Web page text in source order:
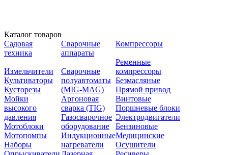
Каталог товаров
Садовая
техника
Измельчители
Культиваторы
Кусторезы
Мойки
высокого
давления
Мотоблоки
Мотопомпы
Наборы
Сварочные
аппараты
Сварочные
полуавтоматы
(MIG-MAG)
Аргоновая
сварка (TIG)
Газосварочное
оборудование
Индукционные
нагреватели
Компрессоры
Ременные
компрессоры
Безмасляные
Прямой привод
Винтовые
Поршневые блоки
Электродвигатели
Бензиновые
Медицинские
Осушители